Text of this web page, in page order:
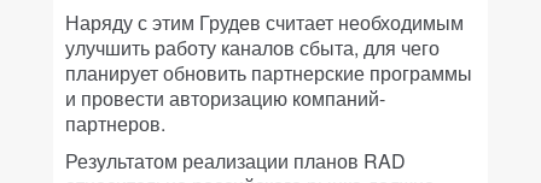
Наряду с этим Грудев считает необходимым
улучшить работу каналов сбыта, для чего
планирует обновить партнерские программы
и провести авторизацию компаний-
партнеров.
Результатом реализации планов RAD